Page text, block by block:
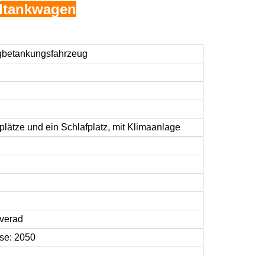
und ein Schlafplatz, mit Klimaanlage
2050